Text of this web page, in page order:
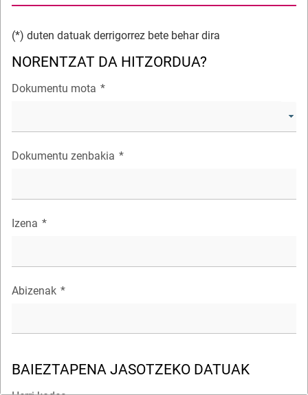
(*) duten datuak derrigorrez bete behar dira
NORENTZAT DA HITZORDUA?
Dokumentu mota *
Dokumentu zenbakia *
Izena *
Abizenak *
BAIEZTAPENA JASOTZEKO DATUAK